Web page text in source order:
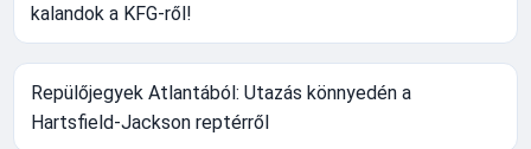
kalandok a KFG-ről!
Repülőjegyek Atlantából: Utazás könnyedén a
Hartsfield-Jackson reptérről